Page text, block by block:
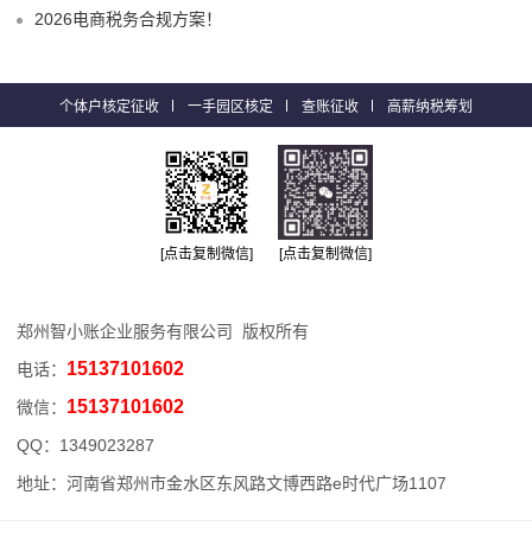
2026电商税务合规方案！
个体户核定征收 一手园区核定 查账征收 高薪纳税筹划
[点击复制微信] [点击复制微信]
郑州智小账企业服务有限公司 版权所有
电话： 15137101602
微信： 15137101602
QQ： 1349023287
地址：河南省郑州市金水区东风路文博西路e时代广场1107